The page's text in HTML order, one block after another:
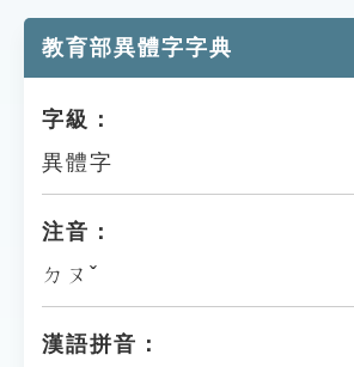
貓頭鷹博士
教育部異體字字典
字級：
異體字
注音：
ㄉㄡˇ
漢語拼音：